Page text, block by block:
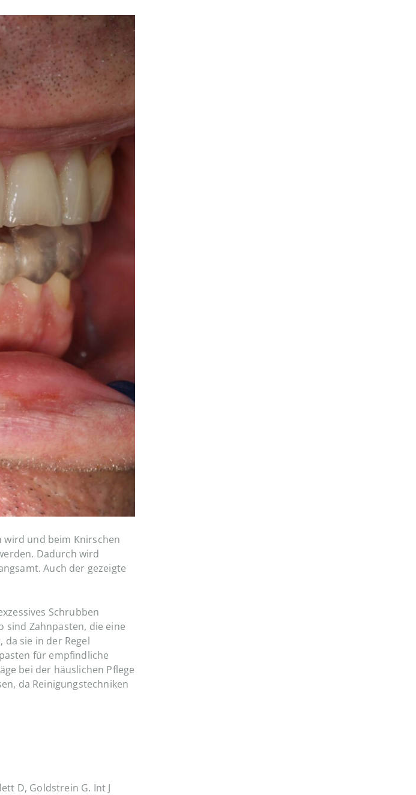
wird und beim Knirschen
Dadurch wird
Auch der gezeigte
Schrubben
sind Zahnpasten, die eine
sie in der Regel
für empfindliche
bei der häuslichen Pflege
da Reinigungstechniken
D, Goldstrein G. Int J